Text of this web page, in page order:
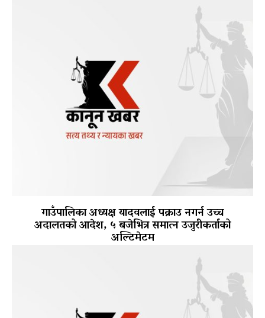
गाउँपालिका अध्यक्ष यादवलाई पक्राउ नगर्न उच्च
अदालतको आदेश, ५ बजेभित्र समात्न उजुरीकर्ताको
अल्टिमेटम